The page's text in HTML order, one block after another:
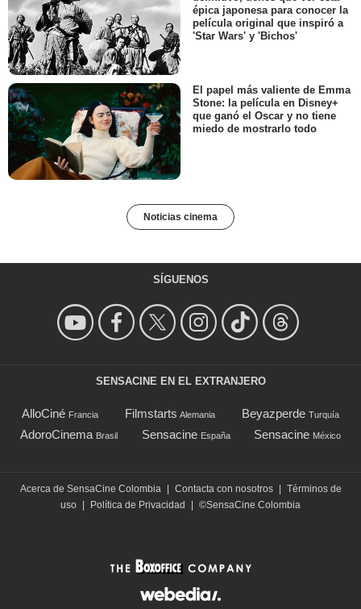
épica japonesa para conocer la
película original que inspiró a
'Star Wars' y 'Bichos'
El papel más valiente de Emma
Stone: la película en Disney+
que ganó el Oscar y no tiene
miedo de mostrarlo todo
Noticias cinema
SÍGUENOS
SENSACINE EN EL EXTRANJERO
AlloCiné Francia Filmstarts Alemania Beyazperde Turquía
AdoroCinema Brasil Sensacine España Sensacine México
Acerca de SensaCine Colombia | Contacta con nosotros | Términos de
uso | Política de Privacidad | ©SensaCine Colombia